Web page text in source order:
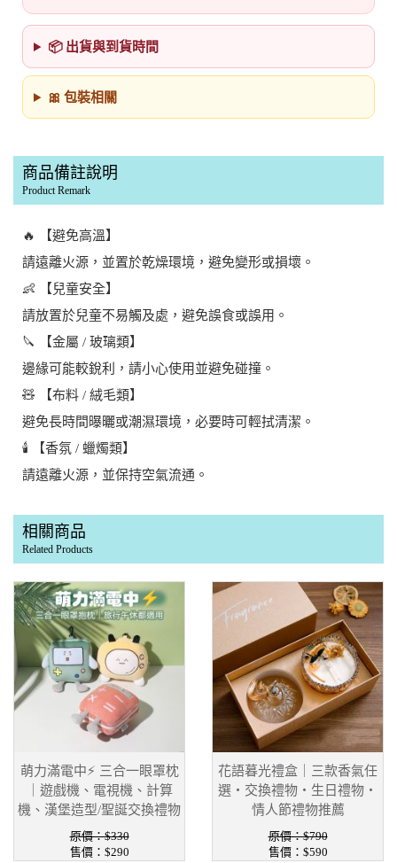
📦 出貨與到貨時間
🎀 包裝相關
商品備註說明
Product Remark
🔥 【避免高溫】
請遠離火源，並置於乾燥環境，避免變形或損壞。
👶 【兒童安全】
請放置於兒童不易觸及處，避免誤食或誤用。
🔪 【金屬 / 玻璃類】
邊緣可能較銳利，請小心使用並避免碰撞。
🧸 【布料 / 絨毛類】
避免長時間曝曬或潮濕環境，必要時可輕拭清潔。
🕯️ 【香氛 / 蠟燭類】
請遠離火源，並保持空氣流通。
相關商品
Related Products
萌力滿電中⚡ 三合一眼罩枕
｜遊戲機、電視機、計算
機、漢堡造型/聖誕交換禮物
原價：$330
售價：$290
花語暮光禮盒｜三款香氣任
選・交換禮物・生日禮物・
情人節禮物推薦
原價：$790
售價：$590